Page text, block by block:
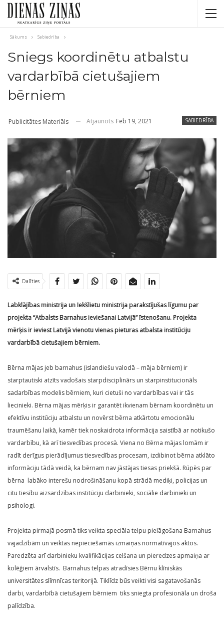
Sākums Sabiedrība
Sniegs koordinētu atbalstu
vardarbībā cietušajiem
bērniem
SABIEDRĪBA
Publicitātes Materiāls Atjaunots Feb 19, 2021
Dalīties
Labklājības ministrija un Iekšlietu ministrija parakstījušas līgumu par
projekta “Atbalsts Barnahus ieviešanai Latvijā” īstenošanu. Projekta
mērķis ir ieviest Latvijā vienotu vienas pieturas atbalsta institūciju
vardarbībā cietušajiem bērniem.
Bērna mājas jeb barnahus (islandiešu valodā – māja bērniem) ir
starptautiski atzīts vadošais starpdisciplinārs un starpinstitucionāls
sadarbības modelis bērniem, kuri cietuši no vardarbības vai ir tās
liecinieki. Bērna mājas mērķis ir garantēt ikvienam bērnam koordinētu un
efektīvu institūciju atbalstu un novērst bērna atkārtotu emocionālu
traumēšanu laikā, kamēr tiek noskaidrota informācija saistībā ar notikušo
vardarbību, kā arī tiesvedības procesā. Viena no Bērna mājas lomām ir
radīt derīgus pierādījumus tiesvedības procesam, izdibinot bērna atklāto
informāciju tādā veidā, ka bērnam nav jāstājas tiesas priekšā. Rūpēs par
bērna labāko interešu nodrošināšanu kopā strādā mediķi, policijas un
citu tiesību aizsardzības institūciju darbinieki, sociālie darbinieki un
psihologi.
Projekta pirmajā posmā tiks veikta speciāla telpu pielāgošana Barnahus
vajadzībām un veiktas nepieciešamās izmaiņas normatīvajos aktos.
Paredzēta arī darbinieku kvalifikācijas celšana un pieredzes apmaiņa ar
kolēģiem ārvalstīs. Barnahus telpas atradīsies Bērnu klīniskās
universitātes slīmnīcas teritorijā. Tiklīdz būs veikti visi sagatavošanās
darbi, vardarbībā cietušajiem bērniem tiks sniegta profesionāla un droša
palīdzība.